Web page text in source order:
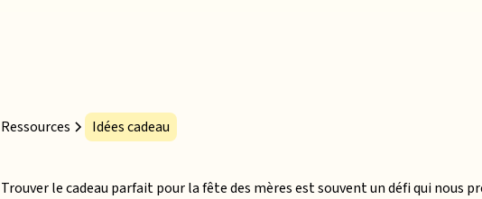
Ressources Idées cadeau
Trouver le cadeau parfait pour la fête des mères est souvent un défi qui nous